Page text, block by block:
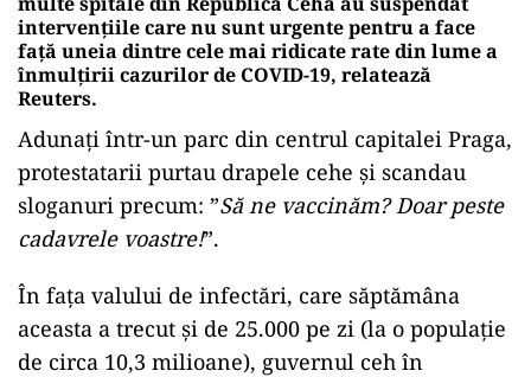
intervenţiile care nu sunt urgente pentru a face
faţă uneia dintre cele mai ridicate rate din lume a
înmulţirii cazurilor de COVID-19, relatează
Reuters.
Adunaţi într-un parc din centrul capitalei Praga,
protestatarii purtau drapele cehe şi scandau
sloganuri precum: ”Să ne vaccinăm? Doar peste
cadavrele voastre!”.
În faţa valului de infectări, care săptămâna
aceasta a trecut şi de 25.000 pe zi (la o populaţie
de circa 10,3 milioane), guvernul ceh în